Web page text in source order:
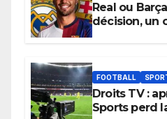
Real ou
décision, un
FOOTBALL
Droits TV :
Sports perd